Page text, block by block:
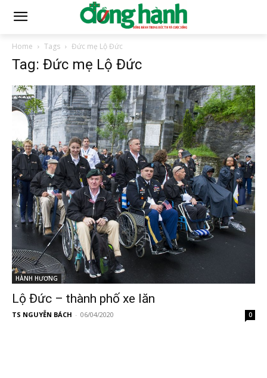
Home Tags Đức mẹ Lộ Đức
Tag: Đức mẹ Lộ Đức
HÀNH HƯƠNG
Lộ Đức – thành phố xe lăn
TS NGUYỄN BÁCH - 06/04/2020 0